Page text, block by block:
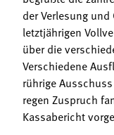
der Verlesung
letztjährigen
über die
Verschiedene
rührige
regen Zuspruch
Kassabericht